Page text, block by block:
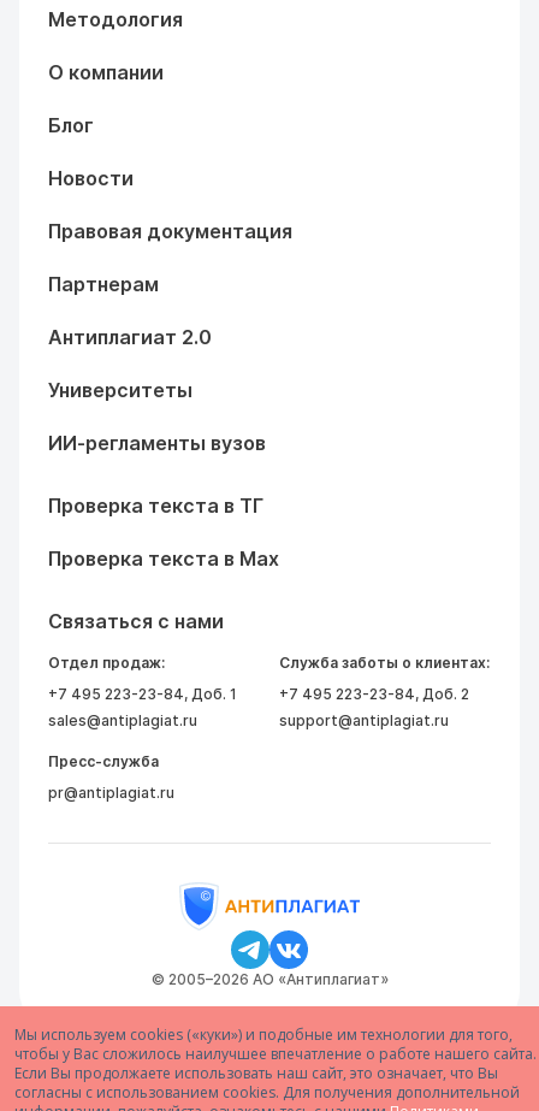
Мы используем cookies («куки») и подобные им технологии для того,
чтобы у Вас сложилось наилучшее впечатление о работе нашего сайта.
Если Вы продолжаете использовать наш сайт, это означает, что Вы
согласны с использованием cookies. Для получения дополнительной
Методология
О компании
Блог
Новости
Правовая документация
Партнерам
Антиплагиат 2.0
Университеты
ИИ-регламенты вузов
Проверка текста в ТГ
Проверка текста в Max
Связаться с нами
Отдел продаж:
+7 495 223-23-84, Доб. 1
sales@antiplagiat.ru
Служба заботы о клиентах:
+7 495 223-23-84, Доб. 2
support@antiplagiat.ru
Пресс-служба
pr@antiplagiat.ru
© 2005–2026 АО «Антиплагиат»